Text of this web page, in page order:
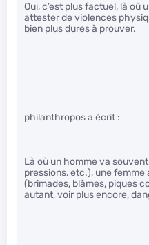
Oui, c’est plus factuel, là
attester de violences
bien plus dures à prouver.
philanthropos a écrit :
Là où un homme va
pressions, etc.), une
(brimades, blâmes, piques
autant, voir plus encore,